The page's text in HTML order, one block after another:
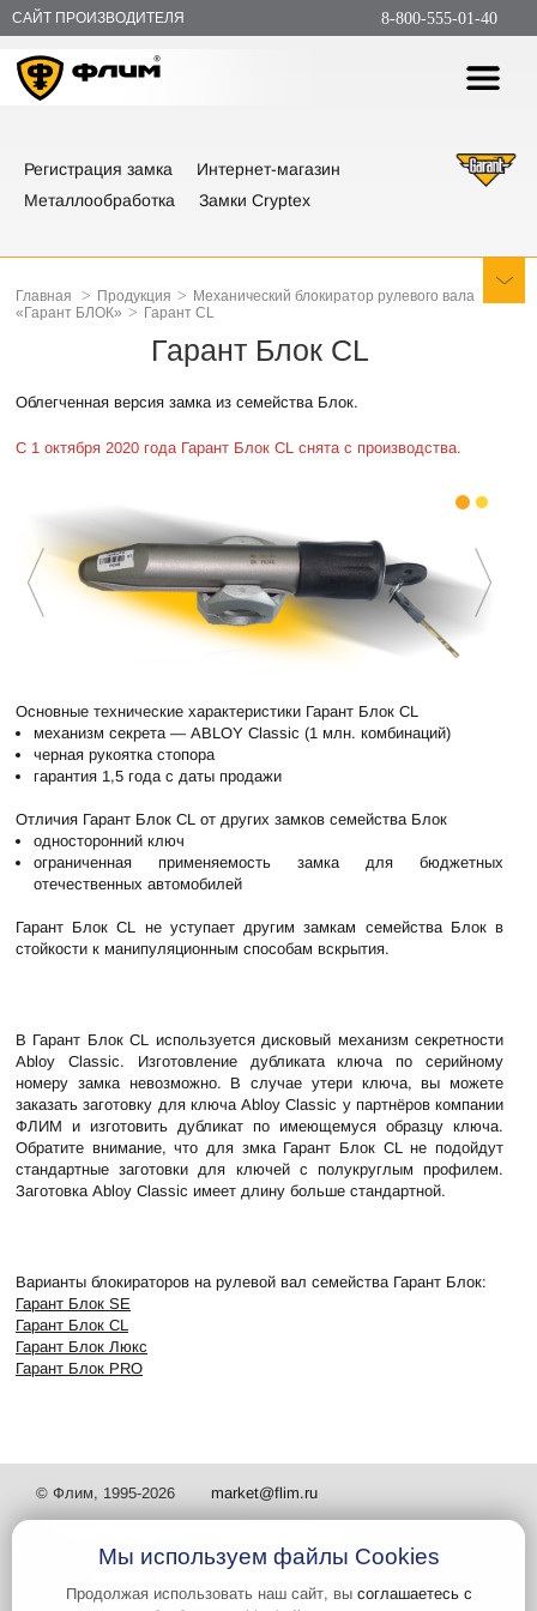
САЙТ ПРОИЗВОДИТЕЛЯ 8-800-555-01-40
Регистрация замка
Интернет-магазин
Металлообработка
Замки Cryptex
Главная > Продукция > Механический блокиратор рулевого вала
«Гарант БЛОК» > Гарант CL
Гарант Блок CL
Облегченная версия замка из семейства Блок.
С 1 октября 2020 года Гарант Блок CL снята с производства.
Основные технические характеристики Гарант Блок CL
механизм секрета — ABLOY Classic (1 млн. комбинаций)
черная рукоятка стопора
гарантия 1,5 года с даты продажи
Отличия Гарант Блок CL от других замков семейства Блок
односторонний ключ
ограниченная применяемость замка для бюджетных
отечественных автомобилей
Гарант Блок CL не уступает другим замкам семейства Блок в
стойкости к манипуляционным способам вскрытия.
В Гарант Блок CL используется дисковый механизм секретности
Abloy Classic. Изготовление дубликата ключа по серийному
номеру замка невозможно. В случае утери ключа, вы можете
заказать заготовку для ключа Abloy Classic у партнёров компании
ФЛИМ и изготовить дубликат по имеющемуся образцу ключа.
Обратите внимание, что для змка Гарант Блок CL не подойдут
стандартные заготовки для ключей с полукруглым профилем.
Заготовка Abloy Classic имеет длину больше стандартной.
Варианты блокираторов на рулевой вал семейства Гарант Блок:
Гарант Блок SE
Гарант Блок CL
Гарант Блок Люкс
Гарант Блок PRO
© Флим, 1995-2026 market@flim.ru
Мы используем файлы Cookies
Продолжая использовать наш сайт, вы соглашаетесь с